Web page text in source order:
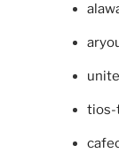
tios-